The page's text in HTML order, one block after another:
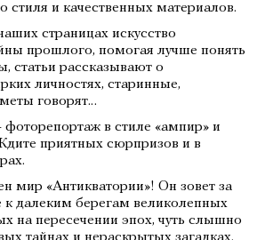
стиля и качественных материалов.
страницах искусство
прошлого, помогая лучше понять
статьи рассказывают о
личностях, старинные,
говорят…
в стиле «ампир» и
приятных сюрпризов и в
мир «Антикватории»! Он зовет за
к далеким берегам великолепных
на пересечении эпох, чуть слышно